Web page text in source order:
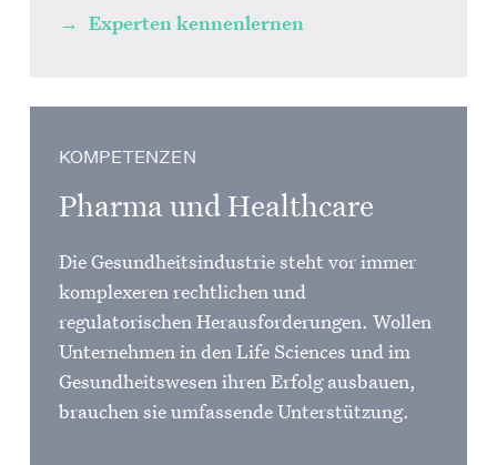
Experten kennenlernen
KOMPETENZEN
Pharma und Healthcare
Die Gesundheitsindustrie steht vor immer
komplexeren rechtlichen und
regulatorischen Herausforderungen. Wollen
Unternehmen in den Life Sciences und im
Gesundheitswesen ihren Erfolg ausbauen,
brauchen sie umfassende Unterstützung.